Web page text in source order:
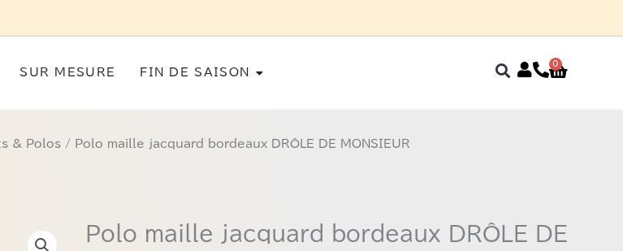
SUR RENDEZ-VOUS AU 03 87 75 27 32
Homme
SUR MESURE FIN DE SAISON Ouvrir Fin de saison
0
Panier
& Polos/ Polo maille jacquard bordeaux DRÔLE DE MONSIEUR
Polo maille jacquard bordeaux DRÔLE DE